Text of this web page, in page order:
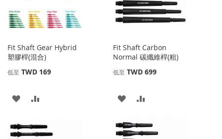
夾
藏
夾
較
Fit Shaft Gear Hybrid
塑膠桿(混合)
低至 TWD 169
添
到
並
Fit Shaft Carbon
Normal 碳纖維桿(粗)
低至 TWD 699
添
到
並